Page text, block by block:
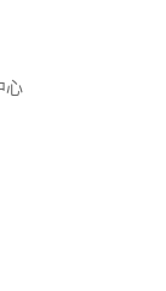
心